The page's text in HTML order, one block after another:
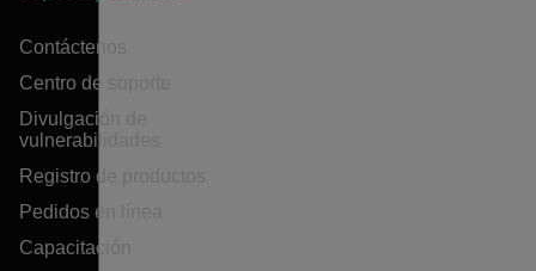
Contáctenos
Centro de soporte
Divulgación de
vulnerabilidades
Registro de productos
Pedidos en línea
Capacitación